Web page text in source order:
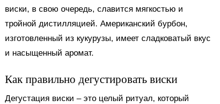
виски, в свою очередь, славится мягкостью и
тройной дистилляцией. Американский бурбон,
изготовленный из кукурузы, имеет сладковатый вкус
и насыщенный аромат.
Как правильно дегустировать виски
Дегустация виски – это целый ритуал, который